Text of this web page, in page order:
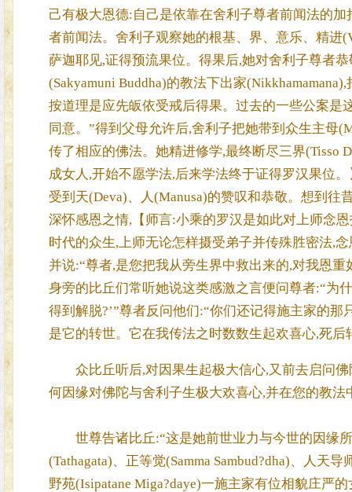
己有极大恩德:自己是依靠在舍利子尊者前闻法的
者前闻法。舍利子观察她的根基、界、意乐、精
萨迦耶见,证得预流果位。得果后,她对舍利子尊者
(Sakyamuni Buddha)的教法下出家
按道理是应先皈依受戒后得果。过去的一些公案是
同意。”得到父母允许后,舍利子把她带到众生主母
传了相应的佛法。她精进修学,最终断尽三界(Tisso
成女人,开始不愿学法,后来学法终于证得罗汉果位
受到天(Deva)、人(Manusa)的赞叹和恭敬。想到
深怀感恩之情,【师言:小乘的罗汉是如此对上师念
时代的众生,上师无论怎样摄受弟子并传殊胜密法,
并说:“尊者,是您把我从旁生界中救出来的,对我恩
身旁的比丘们常听她说这类感激之言便问尊者:“为
得到解脱?’”尊者反问他们:“你们还记得施主家的
是它的转世。它在我传法之时数数生起欢喜心,死
众比丘听后,对因果生起极大信心,又前去启问佛
何因缘对佛陀与舍利子生极大欢喜心,并在您的教法
世尊告诸比丘:“这是她前世业力与今世的因缘
(Tathagata)、正等觉(Samma Sambud?dha)、人天
野苑(Isipatane Miga?daye)一施主家有位相貌庄严